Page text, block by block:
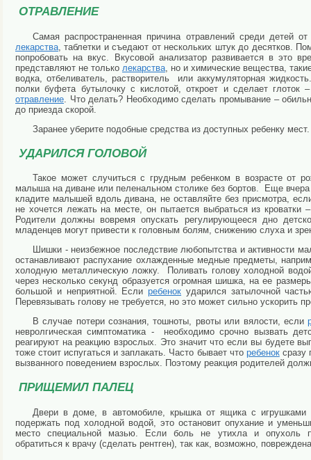
ОТРАВЛЕНИЕ
Самая распространенная причина отравлений среди
лекарства, таблетки и съедают от нескольких штук до десятков.
попробовать на вкус. Вкусовой анализатор развивается в это
представляют не только лекарства, но и химические вещества,
водка, отбеливатель, растворитель или аккумуляторная
полки буфета бутылочку с кислотой, откроет и сделает глоток
отравление. Что делать? Необходимо сделать промывание –
до приезда скорой.
Заранее уберите подобные средства из доступных ребенку
УДАРИЛСЯ ГОЛОВОЙ
Такое может случиться с грудным ребенком в возрасте от
малыша на диване или пеленальном столике без бортов. Еще
кладите малышей вдоль дивана, не оставляйте без присмотра,
не хочется лежать на месте, он пытается выбраться из кроватки
Родители должны вовремя опускать регулирующееся дно
младенцев могут привести к головным болям, снижению слуха и
Шишки - неизбежное последствие любопытства и активности
останавливают распухание охлажденные медные предметы,
холодную металлическую ложку. Поливать голову холодной
через несколько секунд образуется огромная шишка, на ее
большой и неприятной. Еслиребенок ударился затылочной
Перевязывать голову не требуется, но это может сильно ускорить
В случае потери сознания, тошноты, рвоты или вялости, если
невролгическая симптоматика - необходимо срочно вызвать
реагируют на реакцию взрослых. Это значит что если вы будете
тоже стоит испугаться и заплакать. Часто бывает что ребеноксразу
вызванного поведением взрослых. Поэтому реакция родителей
ПРИЩЕМИЛ ПАЛЕЦ
Двери в доме, в автомобиле, крышка от ящика с
подержать под холодной водой, это остановит опухание и
место специальной мазью. Если боль не утихла и опухоль
обратиться к врачу (сделать рентген), так как, возможно,